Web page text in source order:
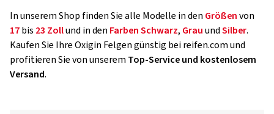
In unserem Shop finden Sie alle Modelle in den Größenvon
17bis 23 Zollund in den FarbenSchwarz, GrauundSilber.
Kaufen Sie Ihre Oxigin Felgen günstig bei reifen.com und
profitieren Sie von unserem Top-Service und kostenlosem
Versand.